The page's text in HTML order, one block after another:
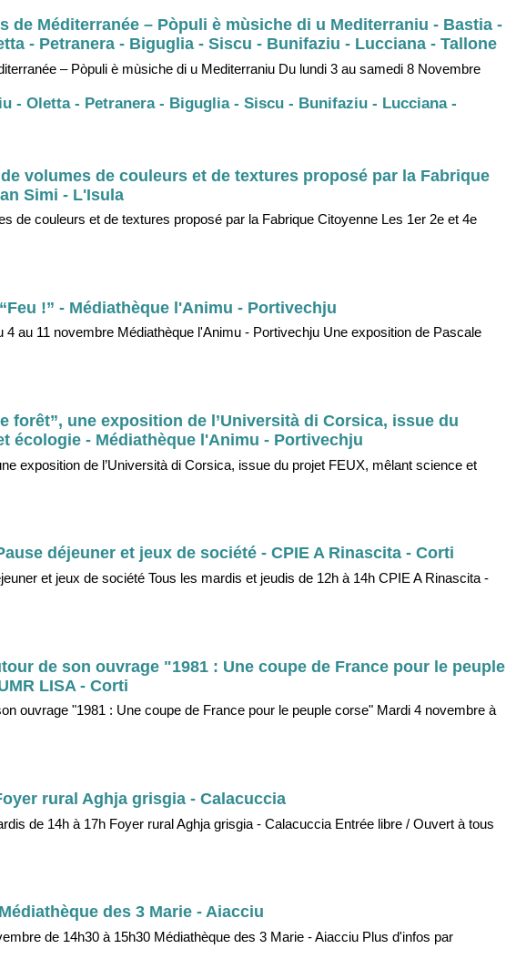
de Méditerranée – Pòpuli è mùsiche di u Mediterraniu - Bastia -
- Petranera - Biguglia - Siscu - Bunifaziu - Lucciana - Tallone
– Pòpuli è mùsiche di u Mediterraniu Du lundi 3 au samedi 8 Novembre
- Oletta - Petranera - Biguglia - Siscu - Bunifaziu - Lucciana -
volumes de couleurs et de textures proposé par la Fabrique
Simi - L'Isula
de couleurs et de textures proposé par la Fabrique Citoyenne Les 1er 2e et 4e
!” - Médiathèque l'Animu - Portivechju
4 au 11 novembre Médiathèque l'Animu - Portivechju Une exposition de Pascale
forêt”, une exposition de l’Università di Corsica, issue du
écologie - Médiathèque l'Animu - Portivechju
exposition de l’Università di Corsica, issue du projet FEUX, mêlant science et
déjeuner et jeux de société - CPIE A Rinascita - Corti
et jeux de société Tous les mardis et jeudis de 12h à 14h CPIE A Rinascita -
de son ouvrage "1981 : Une coupe de France pour le peuple
LISA - Corti
ouvrage "1981 : Une coupe de France pour le peuple corse" Mardi 4 novembre à
rural Aghja grisgia - Calacuccia
de 14h à 17h Foyer rural Aghja grisgia - Calacuccia Entrée libre / Ouvert à tous
des 3 Marie - Aiacciu
de 14h30 à 15h30 Médiathèque des 3 Marie - Aiacciu Plus d'infos par